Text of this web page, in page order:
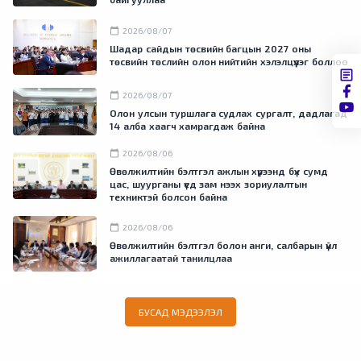
calendar_today 2026/08/07
Шадар сайдын төсвийн багцын 2027 оны
төсвийн төслийн олон нийтийн хэлэлцүүлэг боллоо
calendar_today 2026/08/07
Олон улсын туршлага судлах сургалт, дадлагад
14 алба хаагч хамрагдаж байна
calendar_today 2026/08/06
Өвөлжилтийн бэлтгэл ажлын хүрээнд бүх сумд
цас, шуурганы үед зам нээх зориулалтын
техниктэй болсон байна
calendar_today 2026/08/06
Өвөлжилтийн бэлтгэл болон анги, салбарын үйл
ажиллагаатай танилцлаа
БУСАД МЭДЭЭЛЭЛ